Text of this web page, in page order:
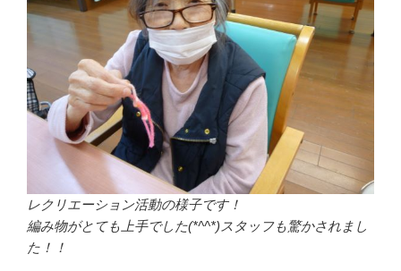
レクリエーション活動の様子です！
編み物がとても上手でした(*^^*)スタッフも驚かされまし
た！！